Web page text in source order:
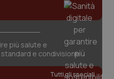
più salute e
e condivisione
Tutti gli speciali
www.quotidianosanita.it
2
www.quotidianosanita.it
2